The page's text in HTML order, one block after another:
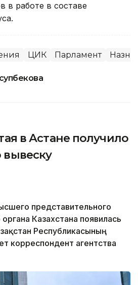
в работе в составе
ЦИК Парламент
в Астане получило
представительного
Казахстана появилась
Республикасының
корреспондент агентства